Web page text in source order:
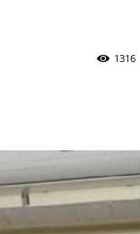
1316